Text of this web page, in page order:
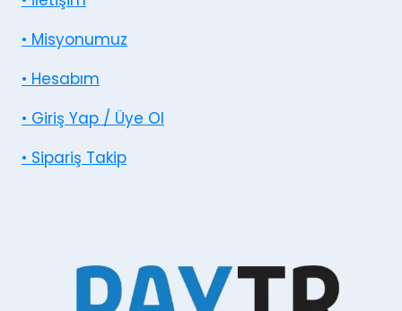
• Misyonumuz
• Hesabım
• Giriş Yap / Üye Ol
• Sipariş Takip